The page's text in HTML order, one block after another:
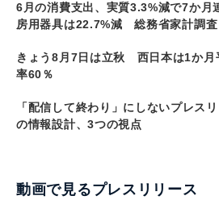
6月の消費支出、実質3.3%減で7か
房用器具は22.7%減 総務省家計調査
きょう8月7日は立秋 西日本は1か月
率60％
「配信して終わり」にしないプレス
の情報設計、3つの視点
動画で見るプレスリリース